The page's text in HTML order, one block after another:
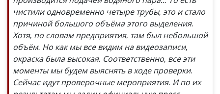
чистили одновременно четыре трубы, это и стало
причиной большого объёма этого выделения.
Хотя, по словам предприятия, там был небольшой
объём. Но как мы все видим на видеозаписи,
окраска была высокая. Соответственно, все эти
моменты мы будем выяснять в ходе проверки.
Сейчас идут проверочные мероприятия. И по их